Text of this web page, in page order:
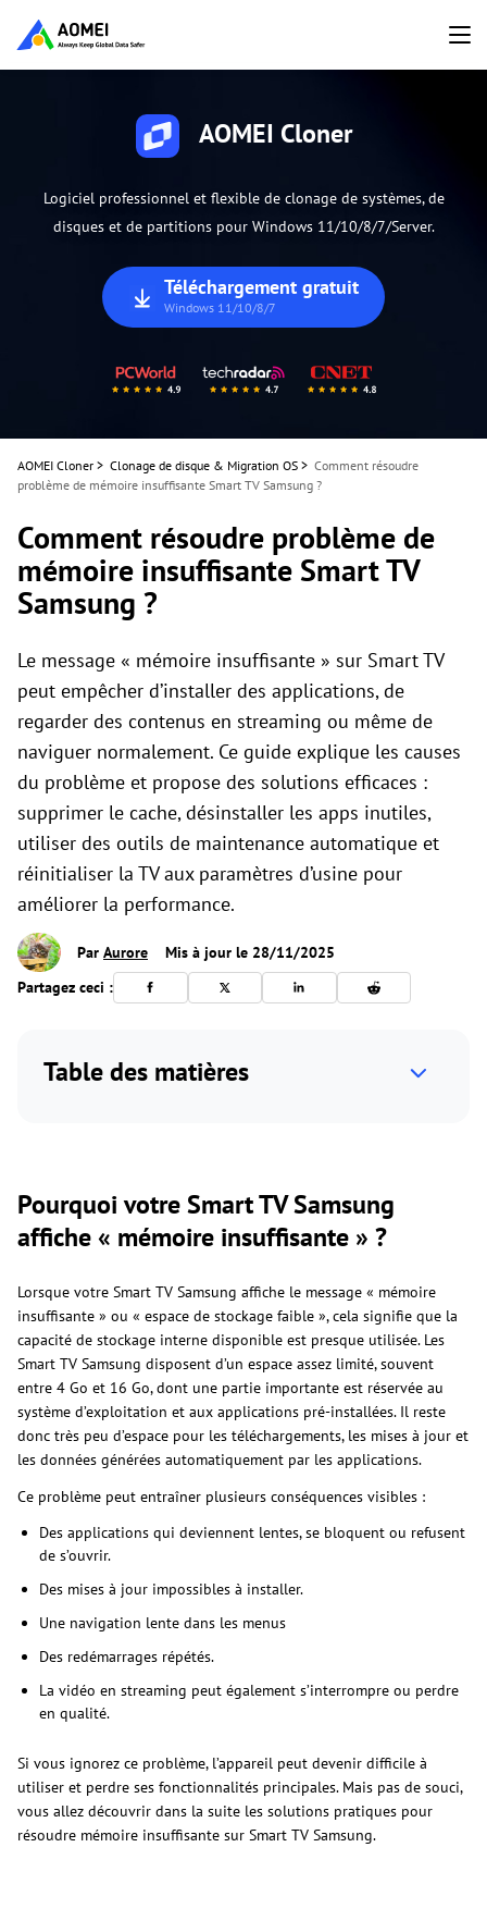
AOMEI Cloner
Logiciel professionnel et flexible de clonage de systèmes, de
disques et de partitions pour Windows 11/10/8/7/Server.
Téléchargement gratuit
Windows 11/10/8/7
AOMEI Cloner > Clonage de disque & Migration OS > Comment résoudre
problème de mémoire insuffisante Smart TV Samsung ?
Comment résoudre problème de
mémoire insuffisante Smart TV
Samsung ?
Le message « mémoire insuffisante » sur Smart TV
peut empêcher d’installer des applications, de
regarder des contenus en streaming ou même de
naviguer normalement. Ce guide explique les causes
du problème et propose des solutions efficaces :
supprimer le cache, désinstaller les apps inutiles,
utiliser des outils de maintenance automatique et
réinitialiser la TV aux paramètres d’usine pour
améliorer la performance.
Par Aurore
Mis à jour le 28/11/2025
Partagez ceci :
Table des matières
Pourquoi votre Smart TV Samsung
affiche « mémoire insuffisante » ?
Lorsque votre Smart TV Samsung affiche le message « mémoire
insuffisante » ou « espace de stockage faible », cela signifie que la
capacité de stockage interne disponible est presque utilisée. Les
Smart TV Samsung disposent d’un espace assez limité, souvent
entre 4 Go et 16 Go, dont une partie importante est réservée au
système d’exploitation et aux applications pré-installées. Il reste
donc très peu d’espace pour les téléchargements, les mises à jour et
les données générées automatiquement par les applications.
Ce problème peut entraîner plusieurs conséquences visibles :
Des applications qui deviennent lentes, se bloquent ou refusent
de s’ouvrir.
Des mises à jour impossibles à installer.
Une navigation lente dans les menus
Des redémarrages répétés.
La vidéo en streaming peut également s’interrompre ou perdre
en qualité.
Si vous ignorez ce problème, l’appareil peut devenir difficile à
utiliser et perdre ses fonctionnalités principales. Mais pas de souci,
vous allez découvrir dans la suite les solutions pratiques pour
résoudre mémoire insuffisante sur Smart TV Samsung.